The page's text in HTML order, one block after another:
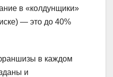
в «колдунщики»
— это до 40%
в каждом
и